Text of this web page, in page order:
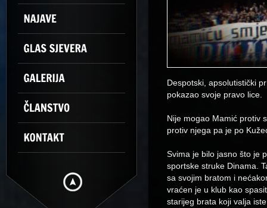
Despotski, apsolutistički
pokazao svoje pravo lice.
Nije mogao Mamić protiv
protiv njega pa je po
Svima je bilo jasno što je
sportske struke Dinama.
sa svojim bratom i
vraćen je u klub kao
starijeg brata koji valja